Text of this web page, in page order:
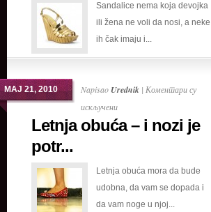
dugu
istoriju
Sandalice nema koja devojka
ili žena ne voli da nosi, a neke
ih čak imaju i...
МАЈ 21, 2010 Napisao Urednik | Коментари су
искљученина
Letnja
i
nozi
je
Letnja obuća – i nozi je
potr...
Letnja obuća mora da bude
udobna, da vam se dopada i
da vam noge u njoj...